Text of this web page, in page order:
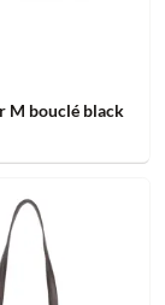
M bouclé black